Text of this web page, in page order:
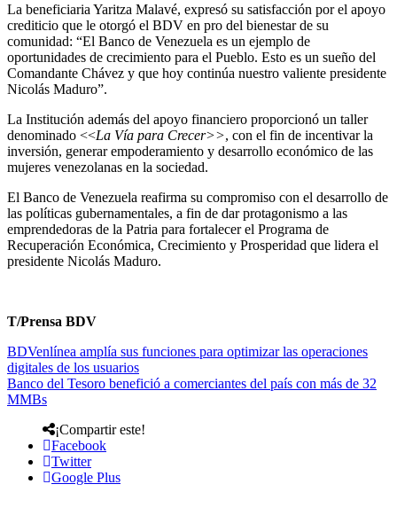
La beneficiaria Yaritza Malavé, expresó su satisfacción por el apoyo
crediticio que le otorgó el BDV en pro del bienestar de su
comunidad: “El Banco de Venezuela es un ejemplo de
oportunidades de crecimiento para el Pueblo. Esto es un sueño del
Comandante Chávez y que hoy continúa nuestro valiente presidente
Nicolás Maduro”.
La Institución además del apoyo financiero proporcionó un taller
denominado <<La Vía para Crecer>>, con el fin de incentivar la
inversión, generar empoderamiento y desarrollo económico de las
mujeres venezolanas en la sociedad.
El Banco de Venezuela reafirma su compromiso con el desarrollo de
las políticas gubernamentales, a fin de dar protagonismo a las
emprendedoras de la Patria para fortalecer el Programa de
Recuperación Económica, Crecimiento y Prosperidad que lidera el
presidente Nicolás Maduro.
T/Prensa BDV
BDVenlínea amplía sus funciones para optimizar las operaciones
digitales de los usuarios
Banco del Tesoro benefició a comerciantes del país con más de 32
MMBs
¡Compartir este!
Facebook
Twitter
Google Plus